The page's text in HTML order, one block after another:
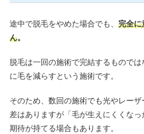
途中で脱毛をやめた場合でも、 完全に
ん。
脱毛は一回の施術で完結するもので
に毛を減らすという施術です。
そのため、数回の施術でも光やレー
差はありますが「毛が生えにくくな
期待が持てる場合もあります。